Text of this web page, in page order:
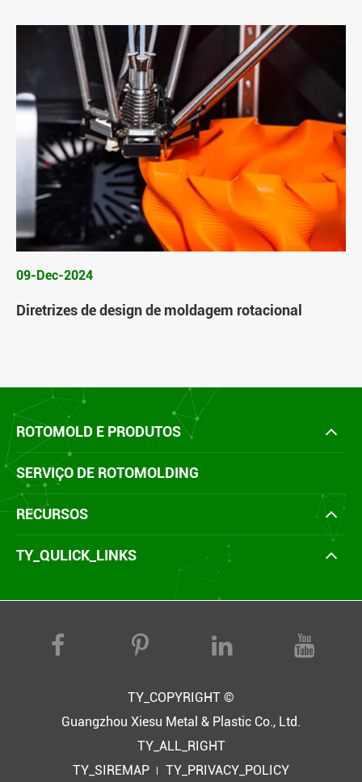
09-Dec-2024
Diretrizes de design de moldagem rotacional
ROTOMOLD E PRODUTOS
SERVIÇO DE ROTOMOLDING
RECURSOS
TY_QULICK_LINKS
TY_COPYRIGHT ©
Guangzhou Xiesu Metal & Plastic Co., Ltd.
TY_ALL_RIGHT
TY_SIREMAP
TY_PRIVACY_POLICY